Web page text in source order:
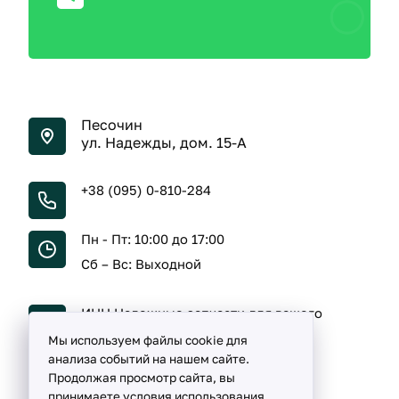
Песочин
ул. Надежды, дом. 15-А
+38 (095) 0-810-284
Пн - Пт: 10:00 до 17:00
Сб – Вс: Выходной
ИНН Надежные запчасти для вашего
автомобиля
Мы используем файлы cookie для
анализа событий на нашем сайте.
Продолжая просмотр сайта, вы